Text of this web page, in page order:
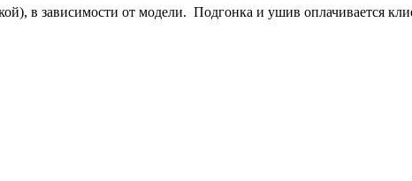
в зависимости от модели. Подгонка и ушив оплачивается